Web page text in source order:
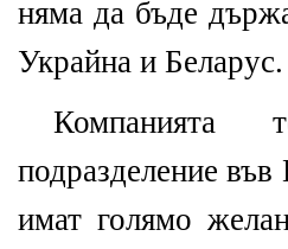
няма да бъде
Украйна и Беларус.
Компанията
подразделение
имат голямо